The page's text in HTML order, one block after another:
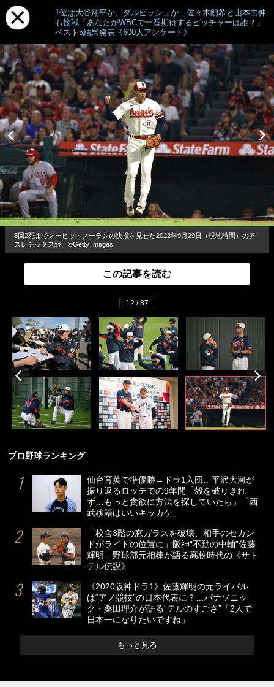
1位は大谷翔平か、ダルビッシュか…佐々木朗希と山本由伸
も接戦「あなたがWBCで一番期待するピッチャーは誰？」
ベスト5結果発表《600人アンケート》
8回2死までノーヒットノーランの快投を見せた2022年9月29日（現地時間）のア
スレチックス戦 ©Getty Images
この記事を読む
12 / 87
プロ野球ランキング
仙台育英で準優勝→ドラ1入団…平沢大河が
振り返るロッテでの9年間「殻を破りきれ
ず…もっと貪欲に方法を探していたら」「西
武移籍はいいキッカケ」
「校舎3階の窓ガラスを破壊、相手のセカン
ドがライトの位置に」阪神“不動の中軸”佐藤
輝明…野球部元相棒が語る高校時代の《サト
テル伝説》
《2020阪神ドラ1》佐藤輝明の元ライバル
は“アノ競技”の日本代表に？…パナソニッ
ク・桑田理介が語る“テルのすごさ”「2人で
日本一になりたいですね」
もっと見る